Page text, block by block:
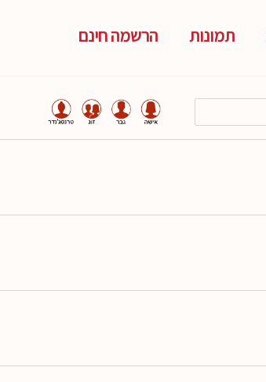
תמונות הרשמה חינם